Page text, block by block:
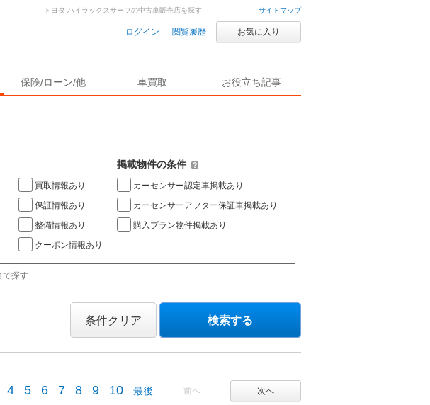
サイトマップ
ログイン 閲覧履歴 お気に入り
保険/ローン/他 車買取 お役立ち記事
トヨタ ハイラックスサーフの中古車販売店を探す
買取情報あり
保証情報あり
整備情報あり
クーポン情報あり
掲載物件の条件
カーセンサー認定車掲載あり
カーセンサーアフター保証車掲載あり
購入プラン物件掲載あり
条件クリア 検索する
前へ 次へ
4 5 6 7 8 9 10 最後